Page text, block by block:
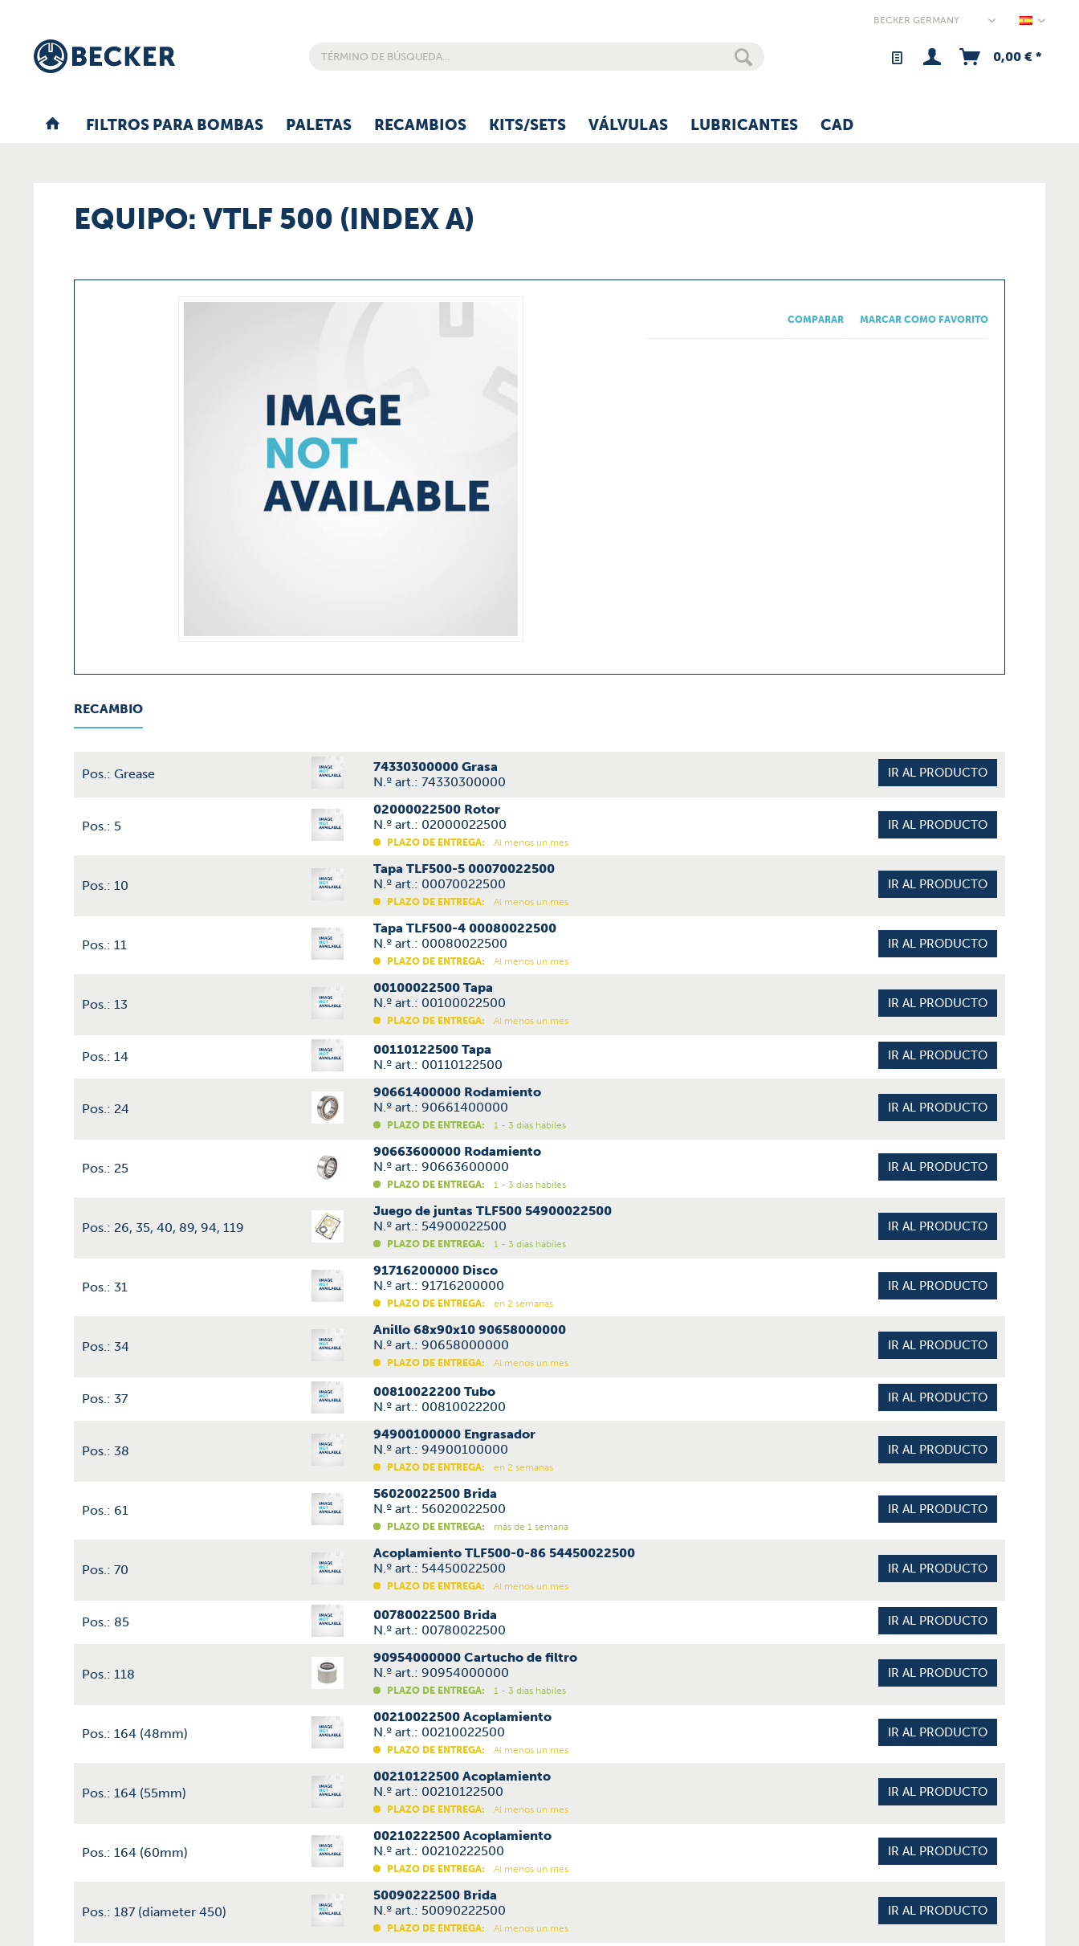
0,00 € *
FILTROS PARA BOMBAS PALETAS RECAMBIOS KITS/SETS VÁLVULAS LUBRICANTES CAD
EQUIPO: VTLF 500 (INDEX A)
COMPARAR MARCAR COMO FAVORITO
RECAMBIO
Pos.: Grease
74330300000 Grasa
N.º art.: 74330300000
IR AL PRODUCTO
Pos.: 5
02000022500 Rotor
N.º art.: 02000022500
PLAZO DE ENTREGA: Al menos un mes
IR AL PRODUCTO
Pos.: 10
Tapa TLF500-5 00070022500
N.º art.: 00070022500
PLAZO DE ENTREGA: Al menos un mes
IR AL PRODUCTO
Pos.: 11
Tapa TLF500-4 00080022500
N.º art.: 00080022500
PLAZO DE ENTREGA: Al menos un mes
IR AL PRODUCTO
Pos.: 13
00100022500 Tapa
N.º art.: 00100022500
PLAZO DE ENTREGA: Al menos un mes
IR AL PRODUCTO
Pos.: 14
00110122500 Tapa
N.º art.: 00110122500
IR AL PRODUCTO
Pos.: 24
90661400000 Rodamiento
N.º art.: 90661400000
PLAZO DE ENTREGA: 1 - 3 días hábiles
IR AL PRODUCTO
Pos.: 25
90663600000 Rodamiento
N.º art.: 90663600000
PLAZO DE ENTREGA: 1 - 3 días hábiles
IR AL PRODUCTO
Pos.: 26, 35, 40, 89, 94, 119
Juego de juntas TLF500 54900022500
N.º art.: 54900022500
PLAZO DE ENTREGA: 1 - 3 días hábiles
IR AL PRODUCTO
Pos.: 31
91716200000 Disco
N.º art.: 91716200000
PLAZO DE ENTREGA: en 2 semanas
IR AL PRODUCTO
Pos.: 34
Anillo 68x90x10 90658000000
N.º art.: 90658000000
PLAZO DE ENTREGA: Al menos un mes
IR AL PRODUCTO
Pos.: 37
00810022200 Tubo
N.º art.: 00810022200
IR AL PRODUCTO
Pos.: 38
94900100000 Engrasador
N.º art.: 94900100000
PLAZO DE ENTREGA: en 2 semanas
IR AL PRODUCTO
Pos.: 61
56020022500 Brida
N.º art.: 56020022500
PLAZO DE ENTREGA: más de 1 semana
IR AL PRODUCTO
Pos.: 70
Acoplamiento TLF500-0-86 54450022500
N.º art.: 54450022500
PLAZO DE ENTREGA: Al menos un mes
IR AL PRODUCTO
Pos.: 85
00780022500 Brida
N.º art.: 00780022500
IR AL PRODUCTO
Pos.: 118
90954000000 Cartucho de filtro
N.º art.: 90954000000
PLAZO DE ENTREGA: 1 - 3 días hábiles
IR AL PRODUCTO
Pos.: 164 (48mm)
00210022500 Acoplamiento
N.º art.: 00210022500
PLAZO DE ENTREGA: Al menos un mes
IR AL PRODUCTO
Pos.: 164 (55mm)
00210122500 Acoplamiento
N.º art.: 00210122500
PLAZO DE ENTREGA: Al menos un mes
IR AL PRODUCTO
Pos.: 164 (60mm)
00210222500 Acoplamiento
N.º art.: 00210222500
PLAZO DE ENTREGA: Al menos un mes
IR AL PRODUCTO
Pos.: 187 (diameter 450)
50090222500 Brida
N.º art.: 50090222500
PLAZO DE ENTREGA: Al menos un mes
IR AL PRODUCTO